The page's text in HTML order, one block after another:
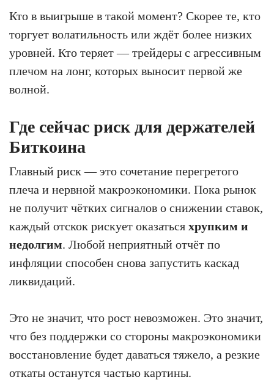
Кто в выигрыше в такой момент? Скорее те, кто
торгует волатильность или ждёт более низких
уровней. Кто теряет — трейдеры с агрессивным
плечом на лонг, которых выносит первой же
волной.
Где сейчас риск для держателей
Биткоина
Главный риск — это сочетание перегретого
плеча и нервной макроэкономики. Пока рынок
не получит чётких сигналов о снижении ставок,
каждый отскок рискует оказаться хрупким и
недолгим. Любой неприятный отчёт по
инфляции способен снова запустить каскад
ликвидаций.
Это не значит, что рост невозможен. Это значит,
что без поддержки со стороны макроэкономики
восстановление будет даваться тяжело, а резкие
откаты останутся частью картины.